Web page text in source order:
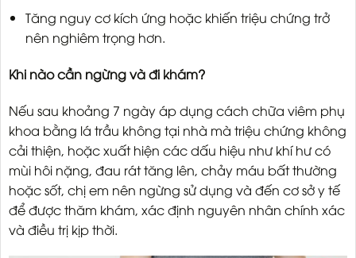
Tăng nguy cơ kích ứng hoặc khiến triệu chứng trở
nên nghiêm trọng hơn.
Khi nào cần ngừng và đi khám?
Nếu sau khoảng 7 ngày áp dụng cách chữa viêm phụ
khoa bằng lá trầu không tại nhà mà triệu chứng không
cải thiện, hoặc xuất hiện các dấu hiệu như khí hư có
mùi hôi nặng, đau rát tăng lên, chảy máu bất thường
hoặc sốt, chị em nên ngừng sử dụng và đến cơ sở y tế
để được thăm khám, xác định nguyên nhân chính xác
và điều trị kịp thời.